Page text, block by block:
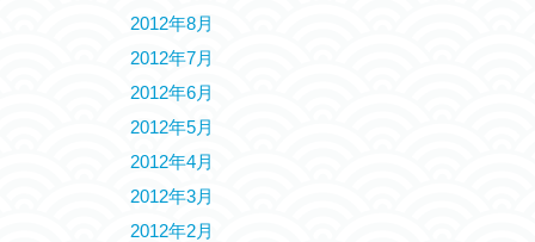
2012年8月
2012年7月
2012年6月
2012年5月
2012年4月
2012年3月
2012年2月